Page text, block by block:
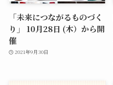
「未来につながるものづく
り」 10月28日 (木）から開
催
2021年9月30日